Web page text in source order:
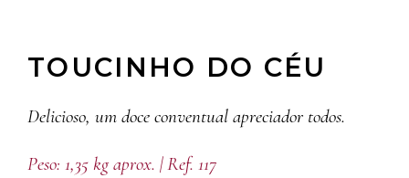
TOUCINHO DO CÉU
Delicioso, um doce conventual apreciador todos.
Peso: 1,35 kg aprox. | Ref. 117